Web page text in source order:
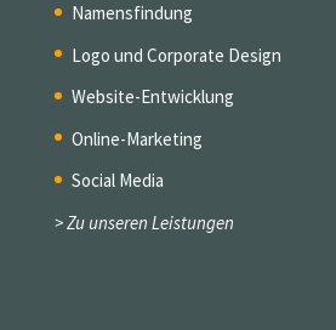
Namensfindung
Logo und Corporate Design
Website-Entwicklung
Online-Marketing
Social Media
> Zu unseren Leistungen